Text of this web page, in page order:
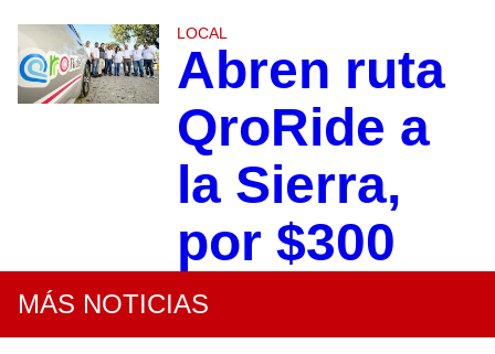
LOCAL
Abren ruta
QroRide a
la Sierra,
por $300
MÁS NOTICIAS